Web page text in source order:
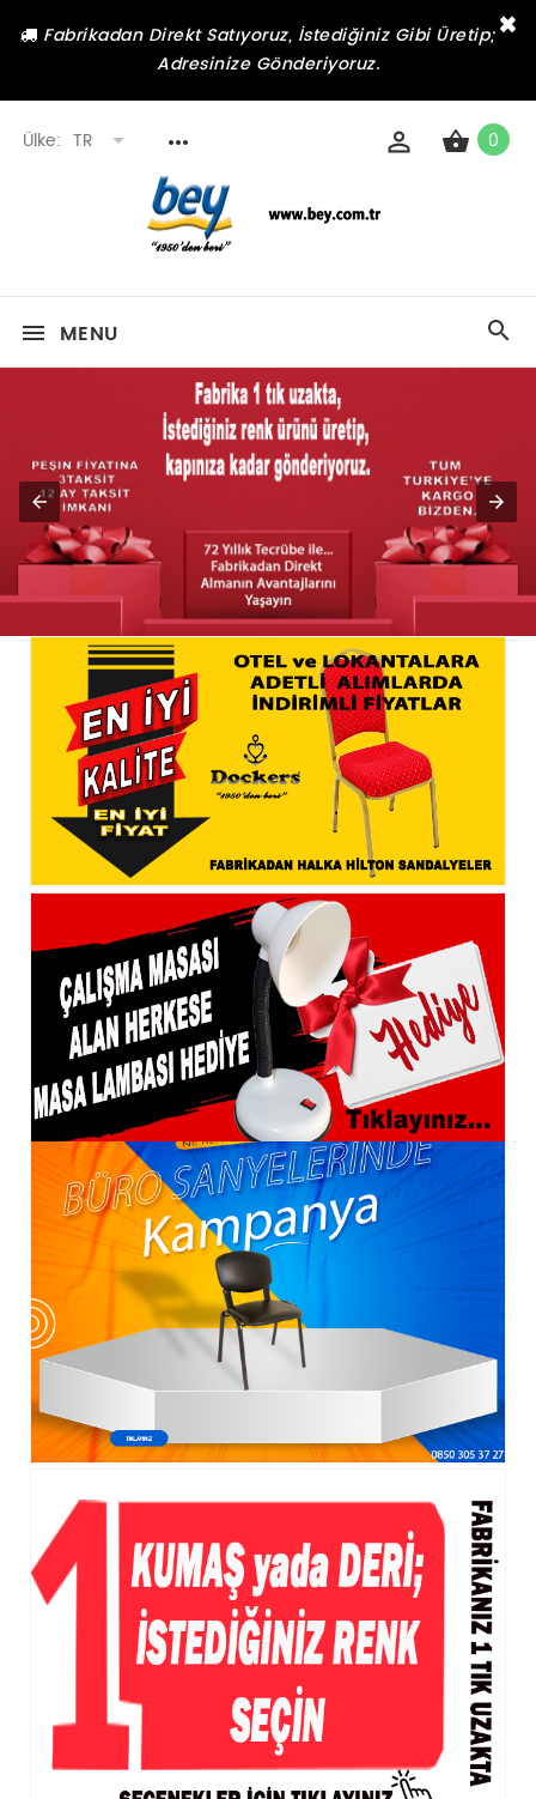
×
Fabrikadan Direkt Satıyoruz, İstediğiniz Gibi Üretip;
Adresinize Gönderiyoruz.
Ülke: TR 0
MENU